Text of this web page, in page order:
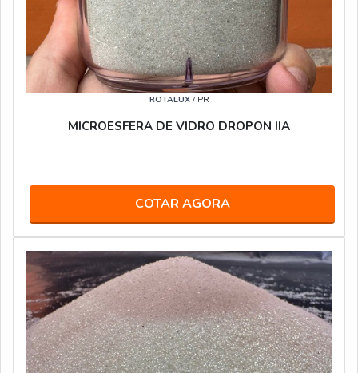
ROTALUX/ PR
MICROESFERA DE VIDRO DROPON IIA
COTAR AGORA